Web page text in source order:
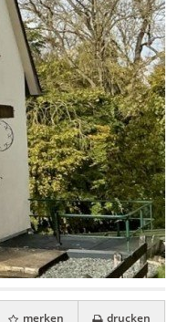
merken drucken